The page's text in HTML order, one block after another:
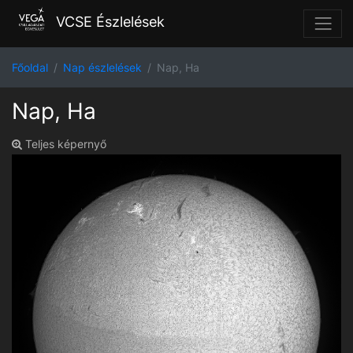
VCSE Észlelések
Főoldal Nap észlelések Nap, Ha
Nap, Ha
Teljes képernyő